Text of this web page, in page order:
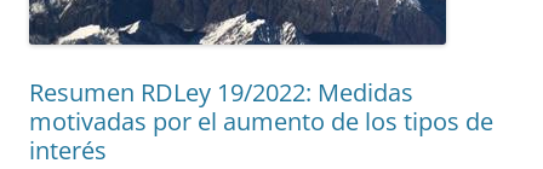
Resumen RDLey 19/2022: Medidas
motivadas por el aumento de los tipos de
interés